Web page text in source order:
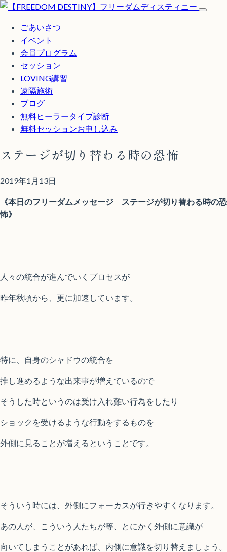
ごあいさつ
イベント
会員プログラム
セッション
LOVING講習
遠隔施術
ブログ
無料ヒーラータイプ診断
無料セッションお申し込み
ステージが切り替わる時の恐怖
2019年1月13日
《本日のフリーダムメッセージ ステージが切り替わる時の恐
怖》
人々の統合が進んでいくプロセスが
昨年秋頃から、更に加速しています。
特に、自身のシャドウの統合を
推し進めるような出来事が増えているので
そうした時というのは受け入れ難い行為をしたり
ショックを受けるような行動をするものを
外側に見ることが増えるということです。
そういう時には、外側にフォーカスが行きやすくなります。
あの人が、こういう人たちが等、とにかく外側に意識が
向いてしまうことがあれば、内側に意識を切り替えましょう。